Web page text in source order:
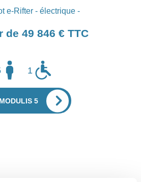
e-Rifter - électrique -
de 49 846 € TTC
1
5